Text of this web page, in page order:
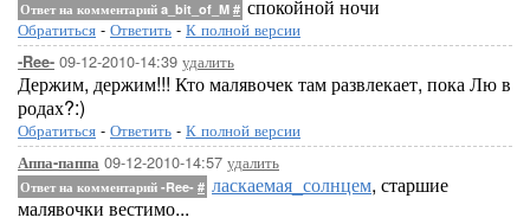
Ответ на комментарий a_bit_of_M # спокойной ночи
Обратиться - Ответить - К полной версии
-Ree- 09-12-2010-14:39 удалить
Держим, держим!!! Кто малявочек там развлекает, пока Лю в
родах?:)
Обратиться - Ответить - К полной версии
Аппа-паппа 09-12-2010-14:57 удалить
Ответ на комментарий -Ree- # ласкаемая_солнцем, старшие
малявочки вестимо...